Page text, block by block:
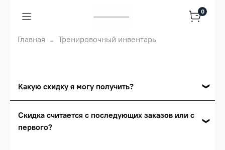
0
Главная Тренировочный инвентарь
Какую скидку я могу получить?
Сумма скидки зависит от стоимости вашего
Скидка считается с последующих заказов или с
первого?